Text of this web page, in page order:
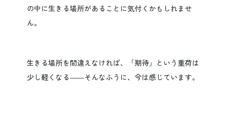
の中に生きる場所があることに気付くかもしれませ
ん。
生きる場所を間違えなければ、「期待」という重荷は
少し軽くなる――そんなふうに、今は感じています。